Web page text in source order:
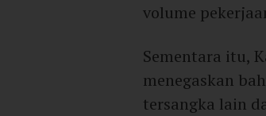
volume
Sementara itu,
menegaskan
tersangka lain